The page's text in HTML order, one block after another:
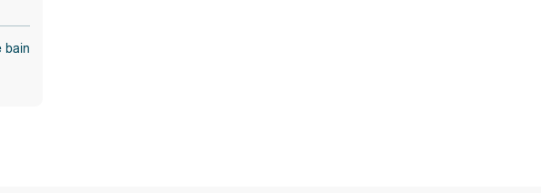
bain